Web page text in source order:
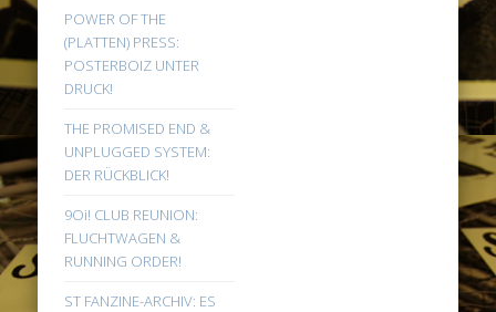
POWER OF THE
(PLATTEN) PRESS:
POSTERBOIZ UNTER
DRUCK!
THE PROMISED END &
UNPLUGGED SYSTEM:
DER RÜCKBLICK!
9Oi! CLUB REUNION:
FLUCHTWAGEN &
RUNNING ORDER!
ST FANZINE-ARCHIV: ES